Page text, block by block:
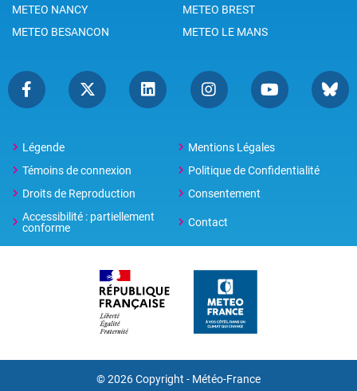
METEO NANCY
METEO BREST
METEO BESANCON
METEO LE MANS
Légende
Mentions Légales
Témoins de connexion
Politique de Confidentialité
Droits de Reproduction
Consentement
Accessibilité : partiellement
conforme
Contact
© 2026 Copyright - Météo-France